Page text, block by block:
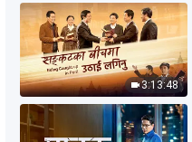
3:13:48